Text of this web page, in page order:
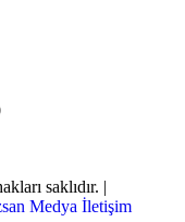
saklıdır. |
Medya İletişim